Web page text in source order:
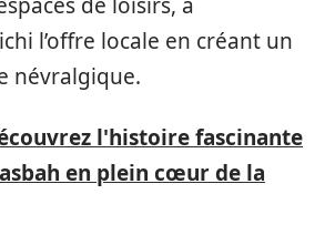
l’offre locale en créant un
névralgique.
l'histoire fascinante
en plein cœur de la